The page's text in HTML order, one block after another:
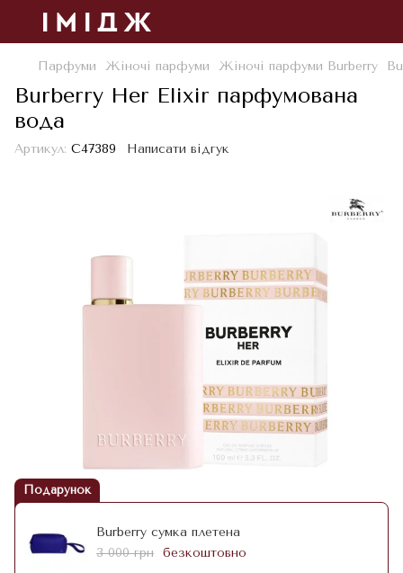
Парфуми Жіночі парфуми Жіночі парфуми Burberry
Burberry Her Elixir парфумована
вода
Артикул: С47389 Написати відгук
Подарунок
Burberry сумка плетена
3 000 грн безкоштовно